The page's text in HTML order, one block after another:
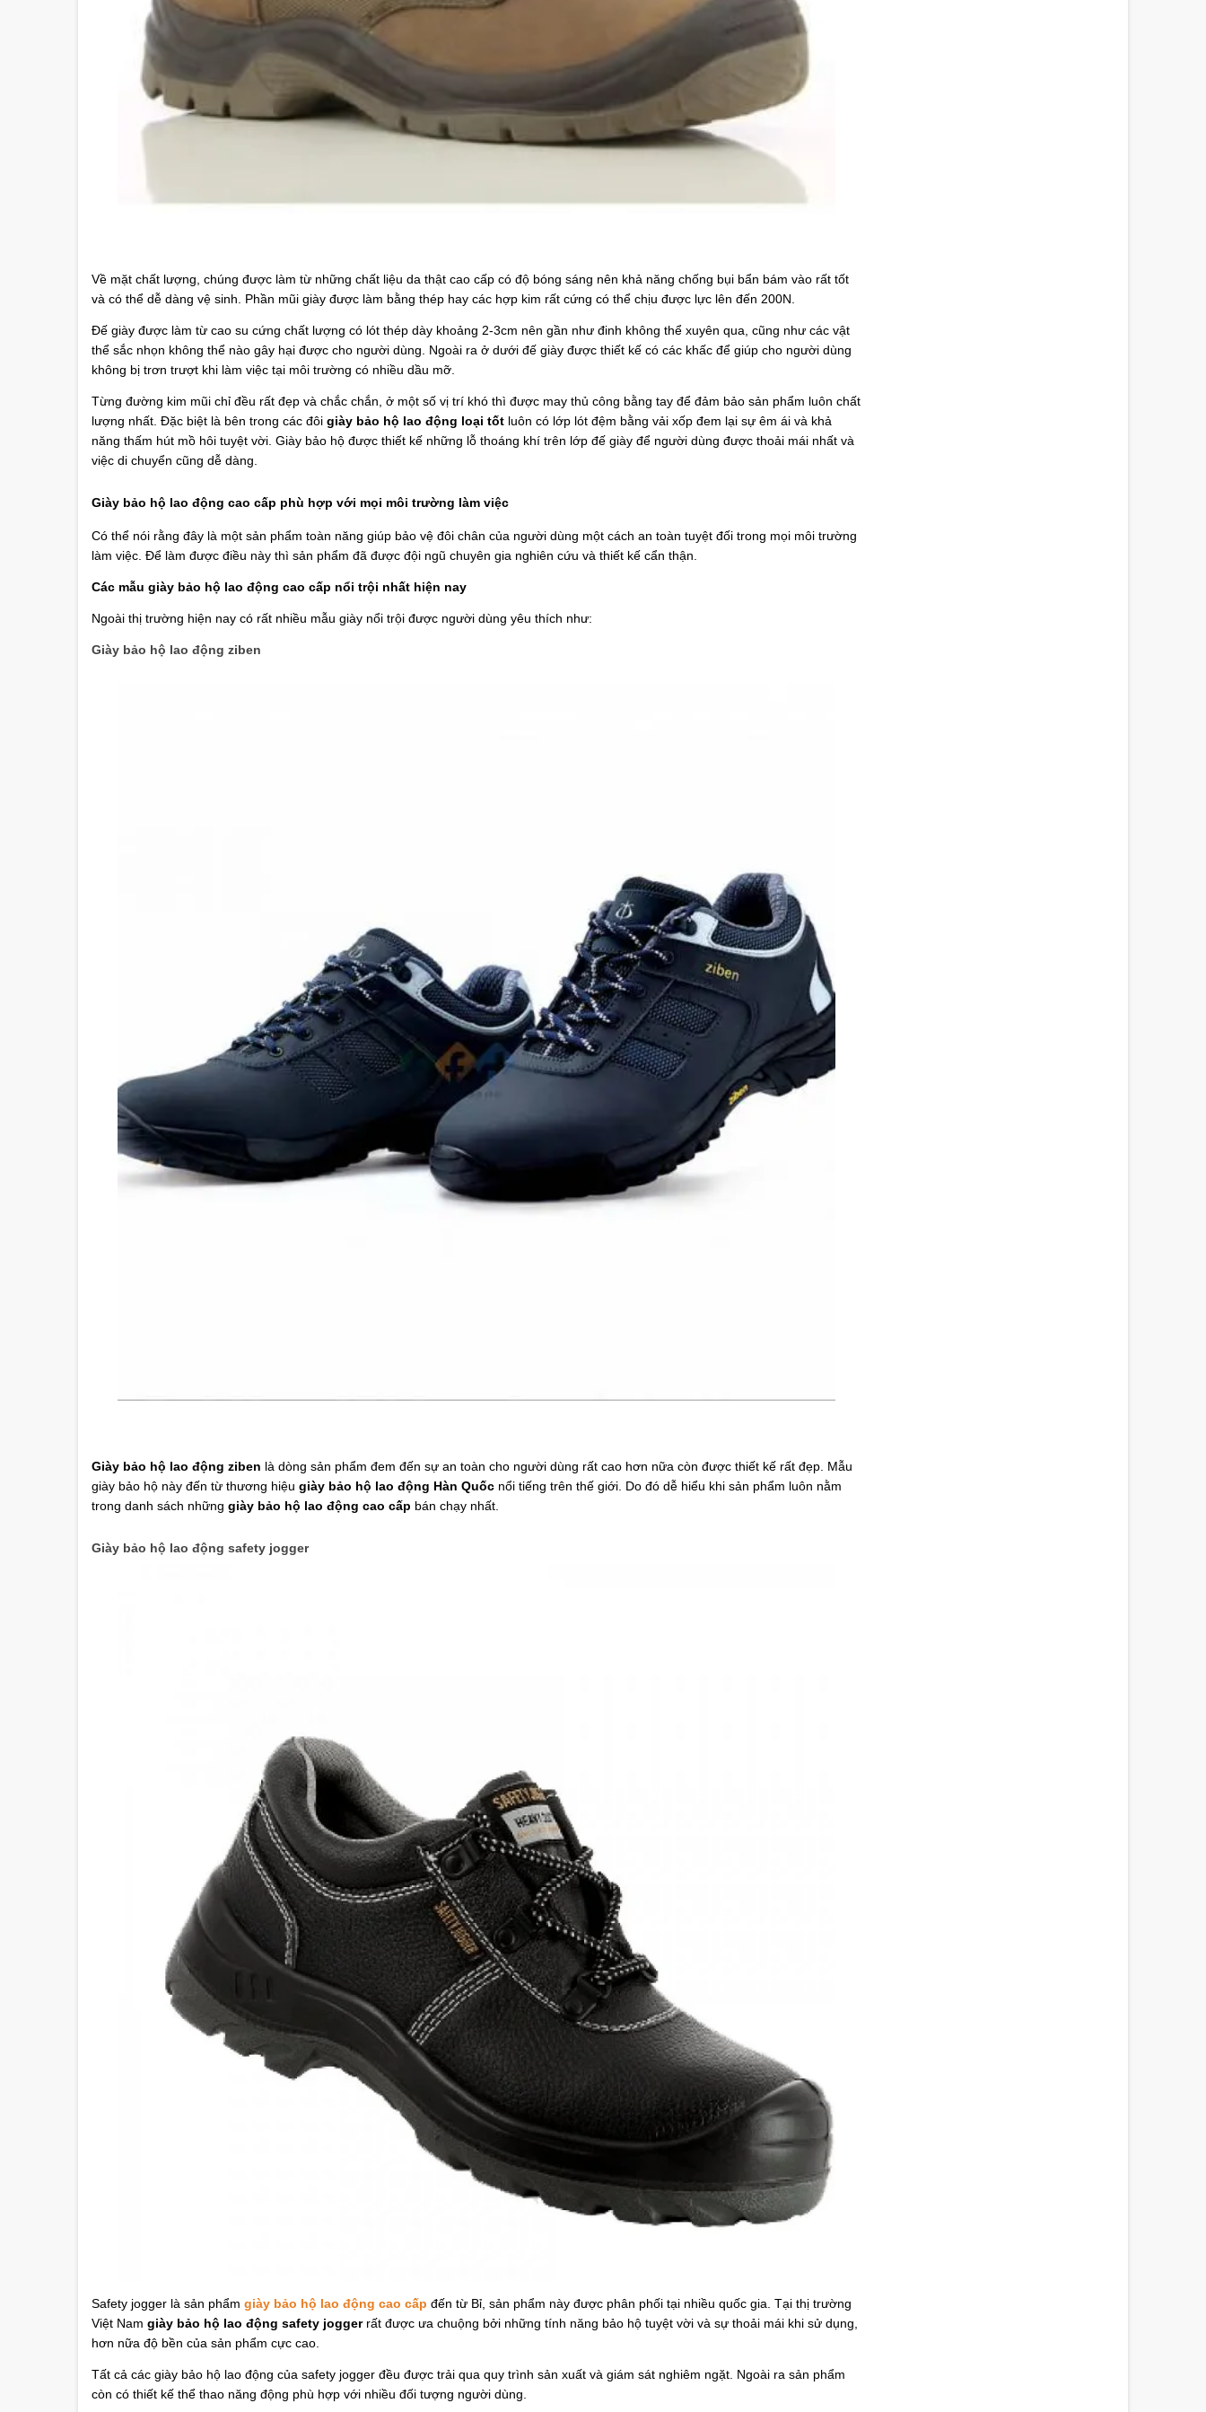
Về mặt chất lượng, chúng được làm từ những chất liệu da thật cao cấp có độ bóng sáng nên khả năng chống bụi bẩn bám vào rất tốt
và có thể dễ dàng vệ sinh. Phần mũi giày được làm bằng thép hay các hợp kim rất cứng có thể chịu được lực lên đến 200N.
Đế giày được làm từ cao su cứng chất lượng có lót thép dày khoảng 2-3cm nên gần như đinh không thể xuyên qua, cũng như các vật
thể sắc nhọn không thể nào gây hại được cho người dùng. Ngoài ra ở dưới đế giày được thiết kế có các khấc để giúp cho người dùng
không bị trơn trượt khi làm việc tại môi trường có nhiều dầu mỡ.
Từng đường kim mũi chỉ đều rất đẹp và chắc chắn, ở một số vị trí khó thì được may thủ công bằng tay để đảm bảo sản phẩm luôn chất
lượng nhất. Đặc biệt là bên trong các đôi giày bảo hộ lao động loại tốt luôn có lớp lót đệm bằng vải xốp đem lại sự êm ái và khả
năng thấm hút mồ hôi tuyệt vời. Giày bảo hộ được thiết kế những lỗ thoáng khí trên lớp đế giày để người dùng được thoải mái nhất và
việc di chuyển cũng dễ dàng.
Giày bảo hộ lao động cao cấp phù hợp với mọi môi trường làm việc
Có thể nói rằng đây là một sản phẩm toàn năng giúp bảo vệ đôi chân của người dùng một cách an toàn tuyệt đối trong mọi môi trường
làm việc. Để làm được điều này thì sản phẩm đã được đội ngũ chuyên gia nghiên cứu và thiết kế cẩn thận.
Các mẫu giày bảo hộ lao động cao cấp nổi trội nhất hiện nay
Ngoài thị trường hiện nay có rất nhiều mẫu giày nổi trội được người dùng yêu thích như:
Giày bảo hộ lao động ziben
Giày bảo hộ lao động ziben là dòng sản phẩm đem đến sự an toàn cho người dùng rất cao hơn nữa còn được thiết kế rất đẹp. Mẫu
giày bảo hộ này đến từ thương hiệu giày bảo hộ lao động Hàn Quốc nổi tiếng trên thế giới. Do đó dễ hiểu khi sản phẩm luôn nằm
trong danh sách những giày bảo hộ lao động cao cấp bán chạy nhất.
Giày bảo hộ lao động safety jogger
Safety jogger là sản phẩm giày bảo hộ lao động cao cấp đến từ Bỉ, sản phẩm này được phân phối tại nhiều quốc gia. Tại thị trường
Việt Nam giày bảo hộ lao động safety jogger rất được ưa chuộng bởi những tính năng bảo hộ tuyệt vời và sự thoải mái khi sử dụng,
hơn nữa độ bền của sản phẩm cực cao.
Tất cả các giày bảo hộ lao động của safety jogger đều được trải qua quy trình sản xuất và giám sát nghiêm ngặt. Ngoài ra sản phẩm
còn có thiết kế thể thao năng động phù hợp với nhiều đối tượng người dùng.